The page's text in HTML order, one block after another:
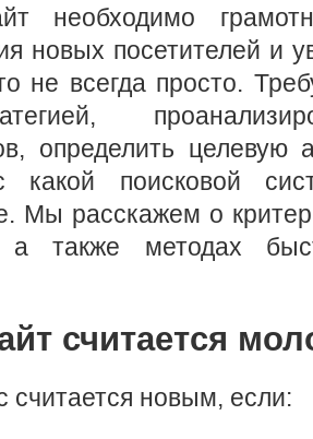
необходимо
новых посетителей и
не всегда просто.
определить целевую
какой поисковой
Мы расскажем о
а также методах
считается
считается новым, если: